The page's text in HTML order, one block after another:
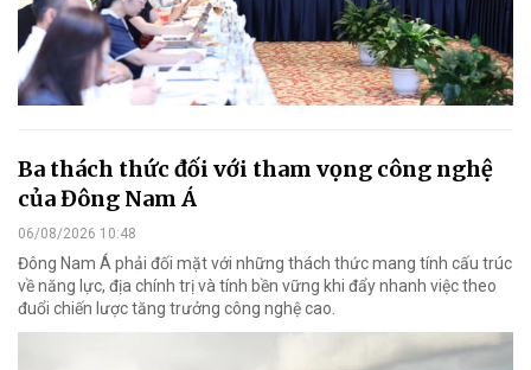
Ba thách thức đối với tham vọng công nghệ
của Đông Nam Á
06/08/2026 10:48
Đông Nam Á phải đối mặt với những thách thức mang tính cấu trúc
về năng lực, địa chính trị và tính bền vững khi đẩy nhanh việc theo
đuổi chiến lược tăng trưởng công nghệ cao.